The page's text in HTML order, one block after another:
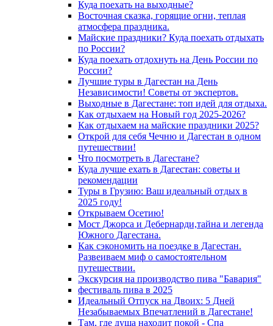
Куда поехать на выходные?
Восточная сказка, горящие огни, теплая
атмосфера праздника.
Майские праздники? Куда поехать отдыхать
по России?
Куда поехать отдохнуть на День России по
России?
Лучшие туры в Дагестан на День
Независимости! Советы от экспертов.
Выходные в Дагестане: топ идей для отдыха.
Как отдыхаем на Новый год 2025-2026?
Как отдыхаем на майские праздники 2025?
Открой для себя Чечню и Дагестан в одном
путешествии!
Что посмотреть в Дагестане?
Куда лучше ехать в Дагестан: советы и
рекомендации
Туры в Грузию: Ваш идеальный отдых в
2025 году!
Открываем Осетию!
Мост Джорса и Дебернарди,тайна и легенда
Южного Дагестана.
Как сэкономить на поездке в Дагестан.
Развеиваем миф о самостоятельном
путешествии.
Экскурсия на производство пива "Бавария"
фестиваль пива в 2025
Идеальный Отпуск на Двоих: 5 Дней
Незабываемых Впечатлений в Дагестане!
Там, где душа находит покой - Спа